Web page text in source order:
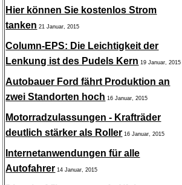
Hier können Sie kostenlos Strom
tanken 21 Januar, 2015
Column-EPS: Die Leichtigkeit der
Lenkung ist des Pudels Kern 19 Januar, 2015
Autobauer Ford fährt Produktion an
zwei Standorten hoch 16 Januar, 2015
Motorradzulassungen - Krafträder
deutlich stärker als Roller 16 Januar, 2015
Internetanwendungen für alle
Autofahrer 14 Januar, 2015